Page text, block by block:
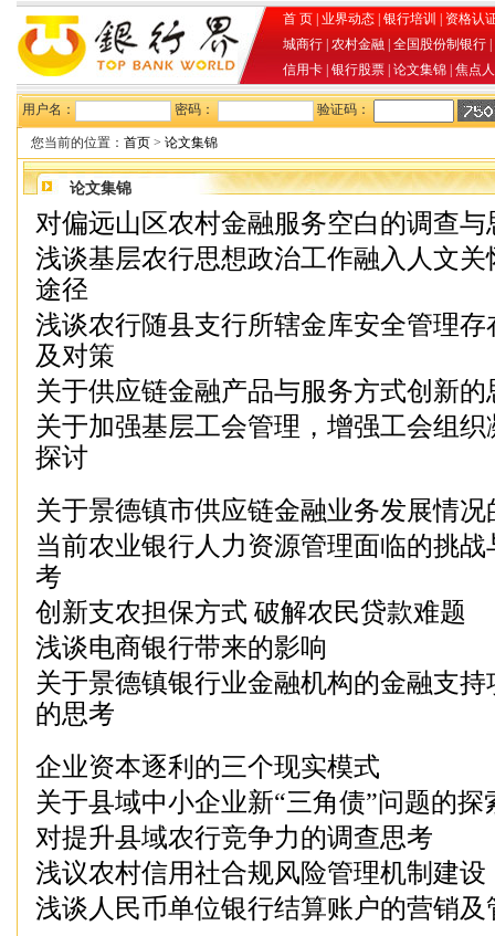
首 页 业界动态 银行培训
资格认
城商行 农村金融 全国股份制银行
信用卡 银行股票 论文集锦 焦点
用户名： 密码： 验证码：
您当前的位置： 首页 > 论文集锦
论文集锦
对偏远山区农村金融服务空白的调查与
浅谈基层农行思想政治工作融入人文关
途径
浅谈农行随县支行所辖金库安全管理存
及对策
关于供应链金融产品与服务方式创新的
关于加强基层工会管理，增强工会组织
探讨
关于景德镇市供应链金融业务发展情况
当前农业银行人力资源管理面临的挑战
考
创新支农担保方式 破解农民贷款难题
浅谈电商银行带来的影响
关于景德镇银行业金融机构的金融支持
的思考
企业资本逐利的三个现实模式
关于县域中小企业新“三角债”问题的探
对提升县域农行竞争力的调查思考
浅议农村信用社合规风险管理机制建设
浅谈人民币单位银行结算账户的营销及